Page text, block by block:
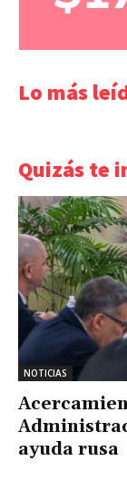
Lo más
Quizás te
NOTICIAS
ayuda rusa